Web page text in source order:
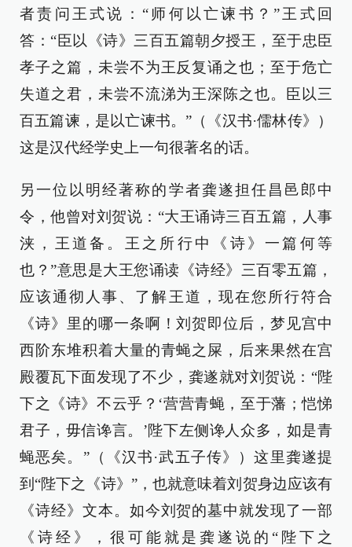
者责问王式说：“师何以亡谏书？”王式回
答：“臣以《诗》三百五篇朝夕授王，至于忠臣
孝子之篇，未尝不为王反复诵之也；至于危亡
失道之君，未尝不流涕为王深陈之也。臣以三
百五篇谏，是以亡谏书。”（《汉书·儒林传》）
这是汉代经学史上一句很著名的话。
另一位以明经著称的学者龚遂担任昌邑郎中
令，他曾对刘贺说：“大王诵诗三百五篇，人事
浃，王道备。王之所行中《诗》一篇何等
也？”意思是大王您诵读《诗经》三百零五篇，
应该通彻人事、了解王道，现在您所行符合
《诗》里的哪一条啊！刘贺即位后，梦见宫中
西阶东堆积着大量的青蝇之屎，后来果然在宫
殿覆瓦下面发现了不少，龚遂就对刘贺说：“陛
下之《诗》不云乎？‘营营青蝇，至于藩；恺悌
君子，毋信谗言。’陛下左侧谗人众多，如是青
蝇恶矣。”（《汉书·武五子传》）这里龚遂提
到“陛下之《诗》”，也就意味着刘贺身边应该有
《诗经》文本。如今刘贺的墓中就发现了一部
《诗经》，很可能就是龚遂说的“陛下之